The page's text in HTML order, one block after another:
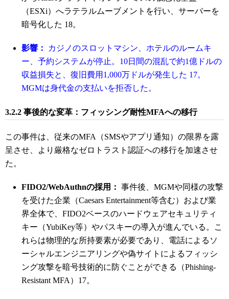
（ESXi）へラテラルムーブメントを行い、サーバーを
暗号化した 18。
影響：
カジノのスロットマシン、ホテルのルームキ
ー、予約システムが停止。10日間の混乱で約1億ドルの
収益損失と、復旧費用1,000万ドルが発生した 17。
MGMは身代金の支払いを拒否した。
3.2.2 事後的な変革：フィッシング耐性MFAへの移行
この事件は、従来のMFA（SMSやアプリ通知）の限界を露
呈させ、より厳格なゼロトラスト認証への移行を加速させ
た。
FIDO2/WebAuthnの採用： 事件後、MGMや同様の攻撃
を受けた企業（Caesars Entertainment等含む）および業
界全体で、FIDO2ベースのハードウェアセキュリティ
キー（YubiKey等）やパスキーの導入が進んでいる。こ
れらは物理的な所持要素が必要であり、電話によるソ
ーシャルエンジニアリングや偽サイトによるフィッシ
ング攻撃を暗号技術的に防ぐことができる（Phishing-
Resistant MFA） 17。